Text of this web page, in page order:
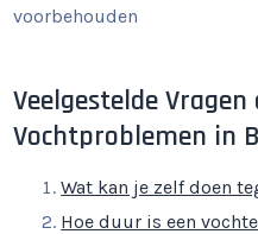
voorbehouden
Veelgestelde
Vochtproblemen in
Wat kan je zelf doen
Hoe duur is een